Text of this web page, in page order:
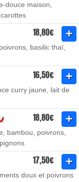
douce maison,
18,80€
basilic thaï,
16,50€
curry jaune, lait de
18,80€
bambou, poivrons,
17,50€
doux et poivrons